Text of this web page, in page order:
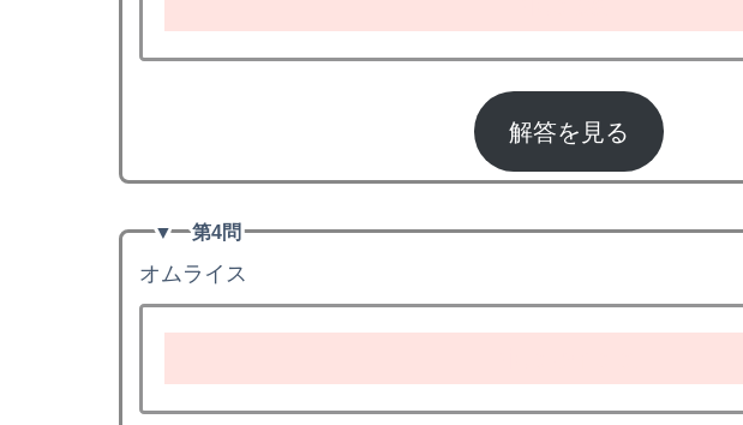
解答を見る
▼第4問
オムライス